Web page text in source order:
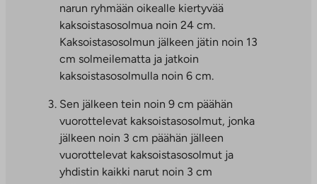
narun ryhmään oikealle kiertyvää
kaksoistasosolmua noin 24 cm.
Kaksoistasosolmun jälkeen jätin noin 13
cm solmeilematta ja jatkoin
kaksoistasosolmulla noin 6 cm.
Sen jälkeen tein noin 9 cm päähän
vuorottelevat kaksoistasosolmut, jonka
jälkeen noin 3 cm päähän jälleen
vuorottelevat kaksoistasosolmut ja
yhdistin kaikki narut noin 3 cm